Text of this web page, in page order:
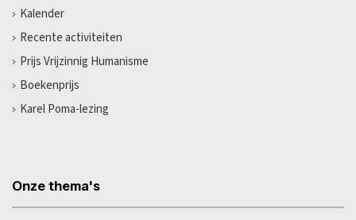
Kalender
Recente activiteiten
Prijs Vrijzinnig Humanisme
Boekenprijs
Karel Poma-lezing
Onze thema's